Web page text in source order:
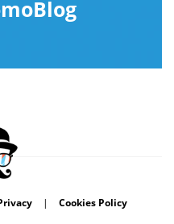
| Cookies Policy